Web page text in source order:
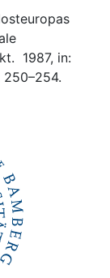
1987, in:
250–254.